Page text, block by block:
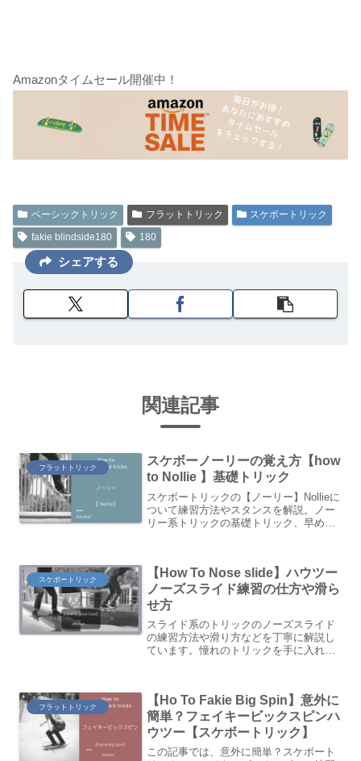
Amazonタイムセール開催中！
ベーシックトリック フラットトリック
スケボートリック
fakie blindside180
180
シェアする
関連記事
フラットトリック
スケボーノーリーの覚え方【how
to Nollie 】基礎トリック
スケボートリックの【ノーリー】Nollieに
ついて練習方法やスタンスを解説。ノー
リー系トリックの基礎トリック、早めに
スケボートリック
【How To Nose slide】ハウツー
ノーズスライド練習の仕方や滑ら
せ方
スライド系のトリックのノーズスライド
の練習方法や滑り方などを丁寧に解説し
ています。憧れのトリックを手に入れま
フラットトリック
【Ho To Fakie Big Spin】意外に
簡単？フェイキービックスピンハ
ウツー【スケボートリック】
この記事では、意外に簡単？スケボート